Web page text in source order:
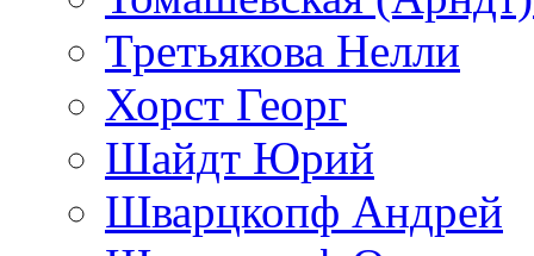
Третьякова Нелли
Хорст Георг
Шайдт Юрий
Шварцкопф Андрей